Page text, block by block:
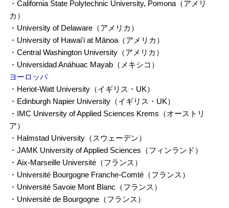
・California State Polytechnic University, Pomona（アメリ
カ）
・University of Delaware（アメリカ）
・University of Hawaiʻi at Mānoa（アメリカ）
・Central Washington University（アメリカ）
・Universidad Anáhuac Mayab（メキシコ）
ヨーロッパ
・Heriot-Watt University（イギリス・UK）
・Edinburgh Napier University（イギリス・UK）
・IMC University of Applied Sciences Krems（オーストリ
ア）
・Halmstad University（スウェーデン）
・JAMK University of Applied Sciences（フィンランド）
・Aix-Marseille Université（フランス）
・Université Bourgogne Franche-Comté（フランス）
・Université Savoie Mont Blanc（フランス）
・Université de Bourgogne（フランス）